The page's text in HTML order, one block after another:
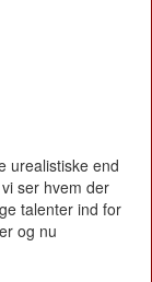
urealistiske end
ser hvem der
talenter ind for
og nu